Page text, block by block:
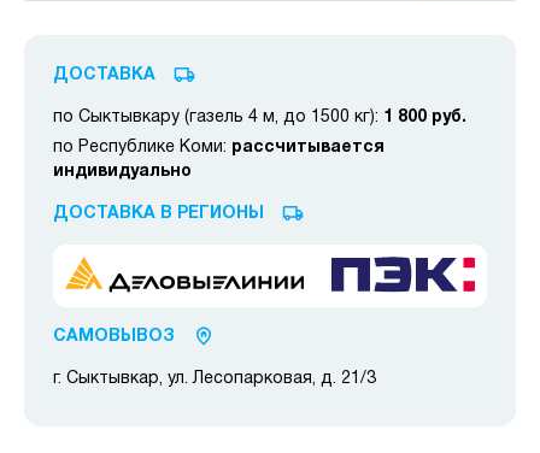
ДОСТАВКА
по Сыктывкару (газель 4 м, до 1500 кг): 1 800 руб.
по Республике Коми: рассчитывается
индивидуально
ДОСТАВКА В РЕГИОНЫ
САМОВЫВОЗ
г. Сыктывкар, ул. Лесопарковая, д. 21/3